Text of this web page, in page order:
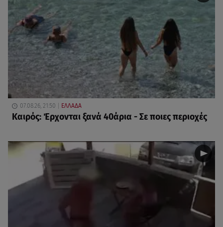
07.08.26, 21:50 ΕΛΛΑΔΑ
Καιρός: Έρχονται ξανά 40άρια - Σε ποιες περιοχές